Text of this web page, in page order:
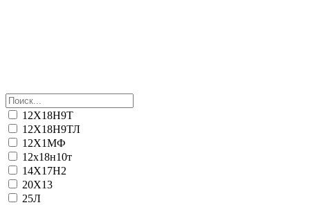
12Х18Н9Т
12Х18Н9ТЛ
12Х1МФ
12х18н10т
14Х17Н2
20Х13
25Л